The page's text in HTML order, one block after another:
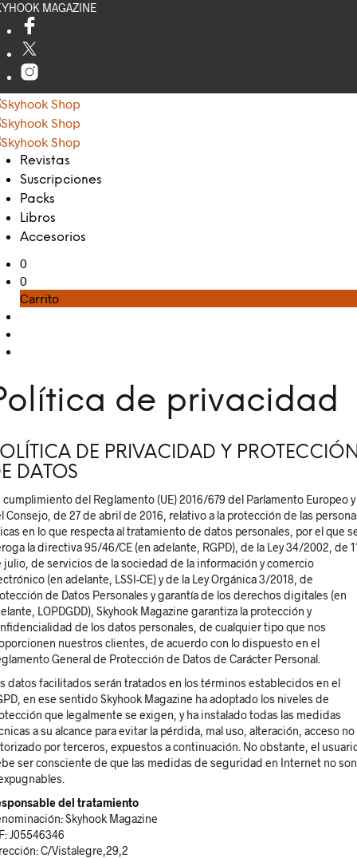
MAGAZINE
Revistas
Suscripciones
Packs
Libros
Accesorios
0
0
Carrito
de privacidad
DE PRIVACIDAD Y
DATOS
cumplimiento del Reglamento (UE) 2016/679 del Parlamento Europeo y
Consejo, de 27 de abril de 2016, relativo a la protección de las
en lo que respecta al tratamiento de datos personales, por el que
la directiva 95/46/CE (en adelante, RGPD), de la Ley 34/2002, de
julio, de servicios de la sociedad de la información y comercio
(en adelante, LSSI-CE) y de la Ley Orgánica 3/2018, de
de Datos Personales y garantía de los derechos digitales (en
LOPDGDD), Skyhook Magazine garantiza la protección y
de los datos personales, de cualquier tipo que nos
nuestros clientes, de acuerdo con lo dispuesto en el
General de Protección de Datos de Carácter Personal.
datos facilitados serán tratados en los términos establecidos en el
en ese sentido Skyhook Magazine ha adoptado los niveles de
que legalmente se exigen, y ha instalado todas las medidas
a su alcance para evitar la pérdida, mal uso, alteración, acceso no
por terceros, expuestos a continuación. No obstante, el
ser consciente de que las medidas de seguridad en Internet no son
del tratamiento
Skyhook Magazine
J05546346
C/Vistalegre,29,2